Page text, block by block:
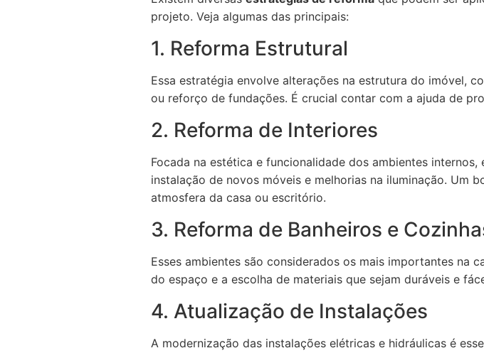
projeto. Veja algumas das principais:
1. Reforma Estrutural
Essa estratégia envolve alterações na estrutura do imóvel,
ou reforço de fundações. É crucial contar com a ajuda de
2. Reforma de Interiores
Focada na estética e funcionalidade dos ambientes
instalação de novos móveis e melhorias na iluminação. Um
atmosfera da casa ou escritório.
3. Reforma de Banheiros e
Esses ambientes são considerados os mais importantes na
do espaço e a escolha de materiais que sejam duráveis e
4. Atualização de Instalações
A modernização das instalações elétricas e hidráulicas é